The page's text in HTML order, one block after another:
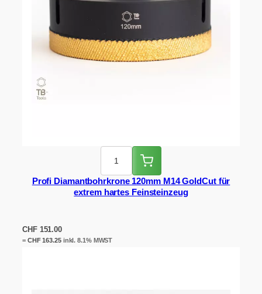
Profi Diamantbohrkrone 120mm M14 GoldCut für
extrem hartes Feinsteinzeug
CHF151.00
= CHF163.25inkl. 8.1% MWST